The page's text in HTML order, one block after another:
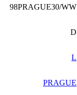
98PRAGUE30/WW
D
L
PRAGUE